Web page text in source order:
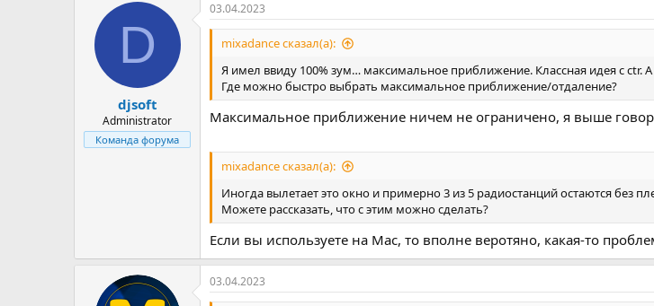
D
djsoft
Administrator
Команда форума
03.04.2023
mixadance сказал(а):
Я имел ввиду 100% зум… максимальное приближение. Классная идея с
Где можно быстро выбрать максимальное приближение/отдаление?
Максимальное приближение ничем не ограничено, я выше
mixadance сказал(а):
Иногда вылетает это окно и примерно 3 из 5 радиостанций остаются без
Можете рассказать, что с этим можно сделать?
Если вы используете на Mac, то вполне веротяно, какая-то
03.04.2023